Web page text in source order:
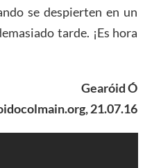
se despierten en un
tarde. ¡Es hora
Gearóid Ó
21.07.16